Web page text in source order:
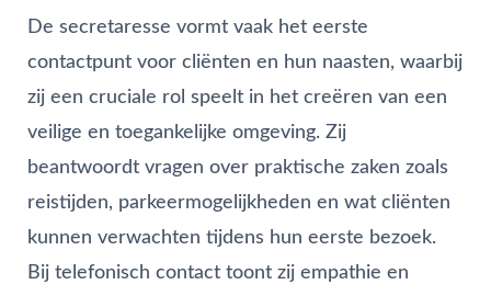
De secretaresse vormt vaak het eerste
contactpunt voor cliënten en hun naasten, waarbij
zij een cruciale rol speelt in het creëren van een
veilige en toegankelijke omgeving. Zij
beantwoordt vragen over praktische zaken zoals
reistijden, parkeermogelijkheden en wat cliënten
kunnen verwachten tijdens hun eerste bezoek.
Bij telefonisch contact toont zij empathie en